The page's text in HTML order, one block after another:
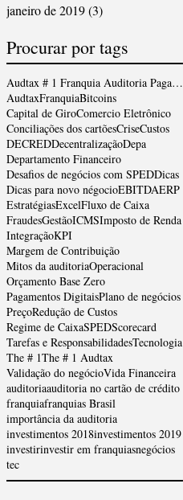
janeiro de 2019(3)
Procurar por tags
Audtax # 1 Franquia Auditoria Pagamentos Digitais
AudtaxFranquiaBitcoins
Capital de GiroComercio Eletrônico
Conciliações dos cartõesCriseCustos
DECREDDecentralizaçãoDepa
Departamento Financeiro
Desafios de negócios com SPEDDicas
Dicas para novo négocioEBITDAERP
EstratégiasExcelFluxo de Caixa
FraudesGestãoICMSImposto de Renda
IntegraçãoKPI
Margem de Contribuição
Mitos da auditoriaOperacional
Orçamento Base Zero
Pagamentos DigitaisPlano de negócios
PreçoRedução de Custos
Regime de CaixaSPEDScorecard
Tarefas e ResponsabilidadesTecnologia
The # 1The # 1 Audtax
Validação do negócioVida Financeira
auditoriaauditoria no cartão de crédito
franquiafranquias Brasil
importância da auditoria
investimentos 2018investimentos 2019
investirinvestir em franquiasnegócios
tec